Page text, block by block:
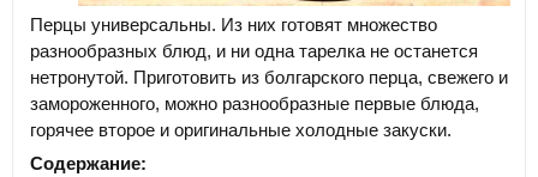
Перцы универсальны. Из них готовят множество
разнообразных блюд, и ни одна тарелка не останется
нетронутой. Приготовить из болгарского перца, свежего и
замороженного, можно разнообразные первые блюда,
горячее второе и оригинальные холодные закуски.
Содержание: